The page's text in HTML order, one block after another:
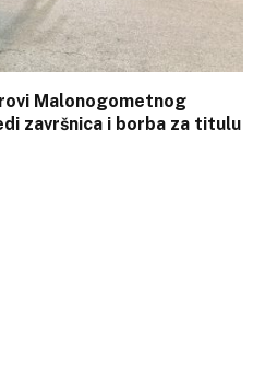
Malonogometnog
završnica i borba za titulu